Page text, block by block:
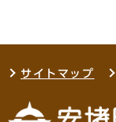
サイトマップ